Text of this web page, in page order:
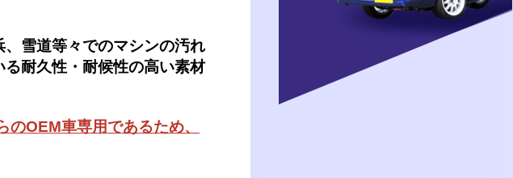
雪道等々でのマシンの汚れ
耐久性・耐候性の高い素材
OEM車専用であるため、